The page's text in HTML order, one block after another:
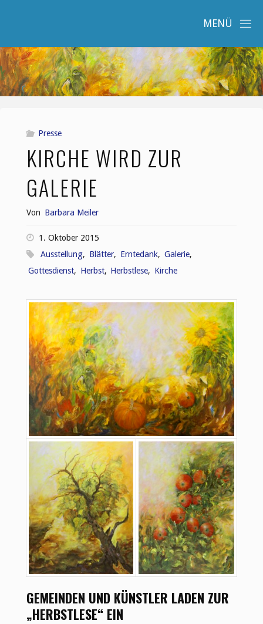
Presse
KIRCHE WIRD ZUR
GALERIE
Von Barbara Meiler
1. Oktober 2015
Ausstellung, Blätter, Erntedank, Galerie,
Gottesdienst, Herbst, Herbstlese, Kirche
GEMEINDEN UND KÜNSTLER LADEN ZUR
„HERBSTLESE“ EIN